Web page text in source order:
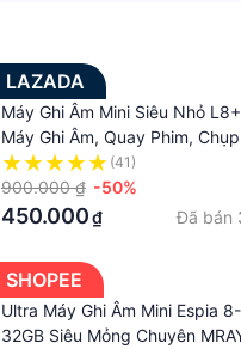
LAZADA
Máy Ghi Âm Mini Siêu Nhỏ
Máy Ghi Âm, Quay Phim, Chụp
Ảnh 3in1 L8+. Ghi Âm Cực Tốt,
Dung Lượng Pin Lớn, Thiết Kế
Nhỏ Gọn, Bền Đẹp. Bảo Hành
(41)
900.000 ₫ -50%
450.000₫ Đã bán
SHOPEE
Ultra Máy Ghi Âm Mini Espia 8-
32GB Siêu Mỏng Chuyên